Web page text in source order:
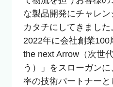
な製品開発にチャレ
カタチにしてきました
2022年に会社創業
the next Arrow（次世
う）」をスローガン
率の技術パートナーと